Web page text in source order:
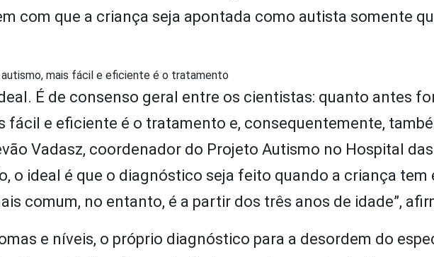
com que a criança seja apontada como autista somente
mais fácil e eficiente é o tratamento
É de consenso geral entre os cientistas: quanto antes
fácil e eficiente é o tratamento e, consequentemente,
Vadasz, coordenador do Projeto Autismo no Hospital
o ideal é que o diagnóstico seja feito quando a criança tem
comum, no entanto, é a partir dos três anos de idade”,
e níveis, o próprio diagnóstico para a desordem do